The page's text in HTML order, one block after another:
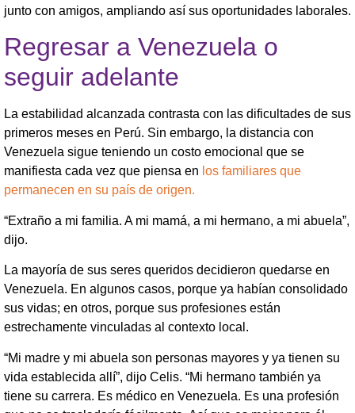
junto con amigos, ampliando así sus oportunidades laborales.
Regresar a Venezuela o
seguir adelante
La estabilidad alcanzada contrasta con las dificultades de sus
primeros meses en Perú. Sin embargo, la distancia con
Venezuela sigue teniendo un costo emocional que se
manifiesta cada vez que piensa en los familiares que
permanecen en su país de origen.
“Extraño a mi familia. A mi mamá, a mi hermano, a mi abuela”,
dijo.
La mayoría de sus seres queridos decidieron quedarse en
Venezuela. En algunos casos, porque ya habían consolidado
sus vidas; en otros, porque sus profesiones están
estrechamente vinculadas al contexto local.
“Mi madre y mi abuela son personas mayores y ya tienen su
vida establecida allí”, dijo Celis. “Mi hermano también ya
tiene su carrera. Es médico en Venezuela. Es una profesión